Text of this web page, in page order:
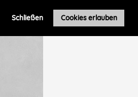
Schließen Cookies erlauben